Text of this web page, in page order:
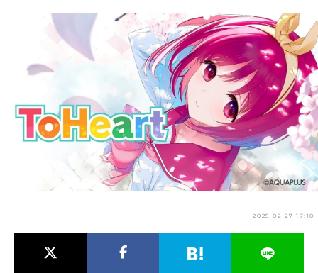
配信・Vtuber トレンド 無料マンガ
最新記事一覧
アニメ記事一覧 声優記事一覧
アニメ映画一覧 実写化映画一覧
今期アニメ曜日別一覧
春アニメ 夏アニメ
男性声優/女性声優一覧
2025-02-27 17:10